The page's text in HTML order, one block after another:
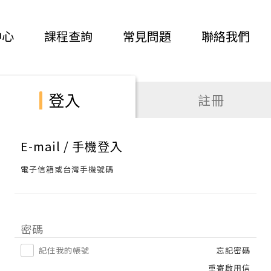
課程查詢 常見問題 聯絡我們
登入 註冊
E-mail / 手機登入
電子信箱或台灣手機號碼
密碼
記住我的帳號
忘記密碼
重寄啟用信